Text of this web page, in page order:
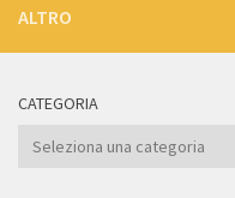
ALTRO
CATEGORIA
Categoria